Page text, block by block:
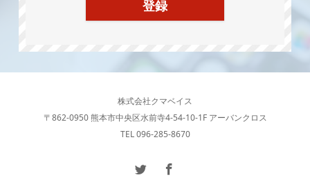
株式会社クマベイス
〒862-0950 熊本市中央区水前寺4-54-10-1F アーバンクロス
TEL 096-285-8670